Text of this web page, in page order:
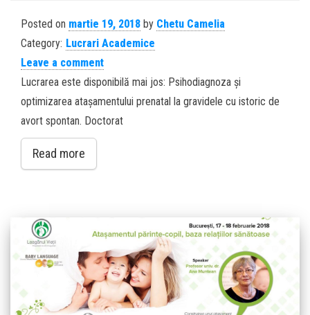
Posted on martie 19, 2018 by Chetu Camelia
Category: Lucrari Academice
Leave a comment
Lucrarea este disponibilă mai jos: Psihodiagnoza și
optimizarea atașamentului prenatal la gravidele cu istoric de
avort spontan. Doctorat
Read more